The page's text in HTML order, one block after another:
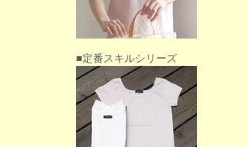
■定番スキルシリーズ